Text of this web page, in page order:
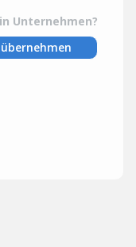
Unternehmen?